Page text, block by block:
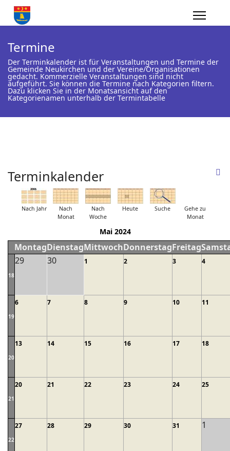
Termine
Der Terminkalender ist für Veranstaltungen und Termine der
Gemeinde Neukirchen und der Vereine/Organisationen
gedacht. Kommerzielle Veranstaltungen sind nicht
aufgeführt. Sie können die Termine nach Kategorien filtern.
Dazu klicken Sie in der Monatsansicht auf den
Kategorienamen unterhalb der Termintabelle
Terminkalender
Nach Jahr
Nach
Monat
Nach
Woche
Heute Suche
Gehe zu
Monat
Mai 2024
MontagDienstagMittwochDonnerstagFreitag
18
29 30 1 2 3 4
19
6 7 8 9 10 11
20
13 14 15 16 17 18
21
20 21 22 23 24 25
22
27 28 29 30 31 1